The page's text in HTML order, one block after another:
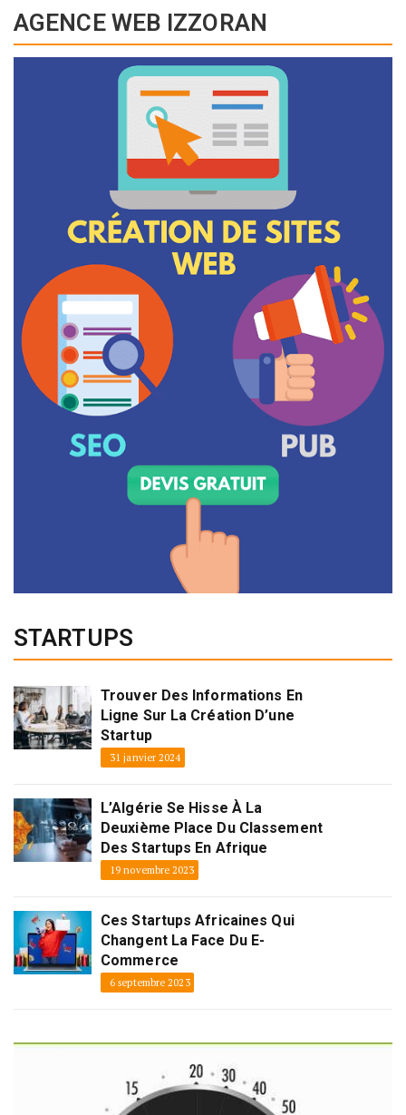
AGENCE WEB IZZORAN
STARTUPS
Trouver Des Informations En
Ligne Sur La Création D’une
Startup
31 janvier 2024
L’Algérie Se Hisse À La
Deuxième Place Du Classement
Des Startups En Afrique
19 novembre 2023
Ces Startups Africaines Qui
Changent La Face Du E-
Commerce
6 septembre 2023